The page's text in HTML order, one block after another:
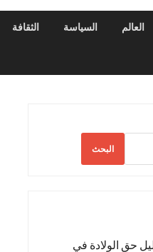
العالم السياسة الثقافة
البحث
حق الولادة في